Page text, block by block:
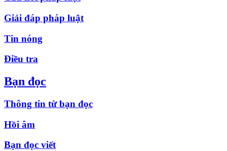
Giải đáp pháp luật
Tin nóng
Điều tra
Bạn đọc
Thông tin từ bạn đọc
Hồi âm
Bạn đọc viết